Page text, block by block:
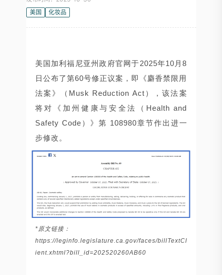
美国
化妆品
美国加利福尼亚州政府官网于2025年10月8
日公布了第60号修正议案，即《麝香禁限用
法案》（Musk Reduction Act），该法案
将对《加州健康与安全法（Health and
Safety Code）》第 108980章节作出进一
步修改。
*原文链接：
https://leginfo.legislature.ca.gov/faces/billTextCl
ient.xhtml?bill_id=202520260AB60